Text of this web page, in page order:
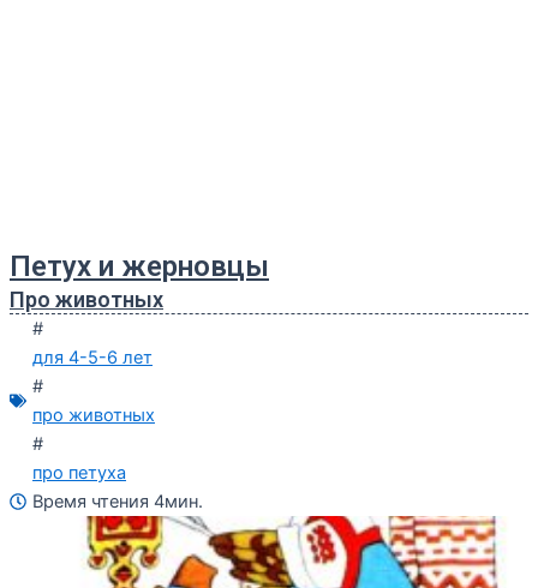
Петух и жерновцы
Про животных
#
для 4-5-6 лет
#
про животных
#
про петуха
Время чтения 4мин.